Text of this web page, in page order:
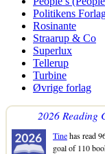
Politikens
Rosinante
Straarup & Co
Superlux
Tellerup
Turbine
Øvrige forlag
2026 Reading
Tinehas read
goal of 110